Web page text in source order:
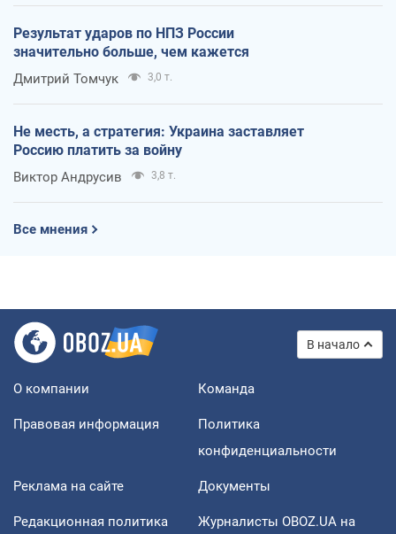
Результат ударов по НПЗ России
значительно больше, чем кажется
Дмитрий Томчук 3,0 т.
Не месть, а стратегия: Украина заставляет
Россию платить за войну
Виктор Андрусив 3,8 т.
Все мнения
В начало
О компании Команда
Правовая информация
Политика
конфиденциальности
Реклама на сайте Документы
Редакционная политика
Журналисты OBOZ.UA на